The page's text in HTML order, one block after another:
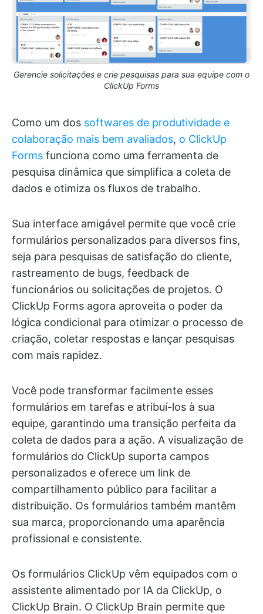
Gerencie solicitações e crie pesquisas para sua equipe com o
ClickUp Forms
Como um dos softwares de produtividade e
colaboração mais bem avaliados, o ClickUp
Forms funciona como uma ferramenta de
pesquisa dinâmica que simplifica a coleta de
dados e otimiza os fluxos de trabalho.
Sua interface amigável permite que você crie
formulários personalizados para diversos fins,
seja para pesquisas de satisfação do cliente,
rastreamento de bugs, feedback de
funcionários ou solicitações de projetos. O
ClickUp Forms agora aproveita o poder da
lógica condicional para otimizar o processo de
criação, coletar respostas e lançar pesquisas
com mais rapidez.
Você pode transformar facilmente esses
formulários em tarefas e atribuí-los à sua
equipe, garantindo uma transição perfeita da
coleta de dados para a ação. A visualização de
formulários do ClickUp suporta campos
personalizados e oferece um link de
compartilhamento público para facilitar a
distribuição. Os formulários também mantêm
sua marca, proporcionando uma aparência
profissional e consistente.
Os formulários ClickUp vêm equipados com o
assistente alimentado por IA da ClickUp, o
ClickUp Brain. O ClickUp Brain permite que